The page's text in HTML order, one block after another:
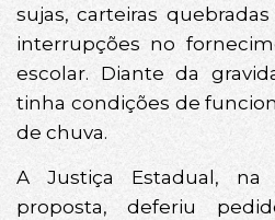
sujas, carteiras
interrupções no
escolar. Diante da
tinha condições de
de chuva.
A Justiça Estadual,
proposta, deferiu